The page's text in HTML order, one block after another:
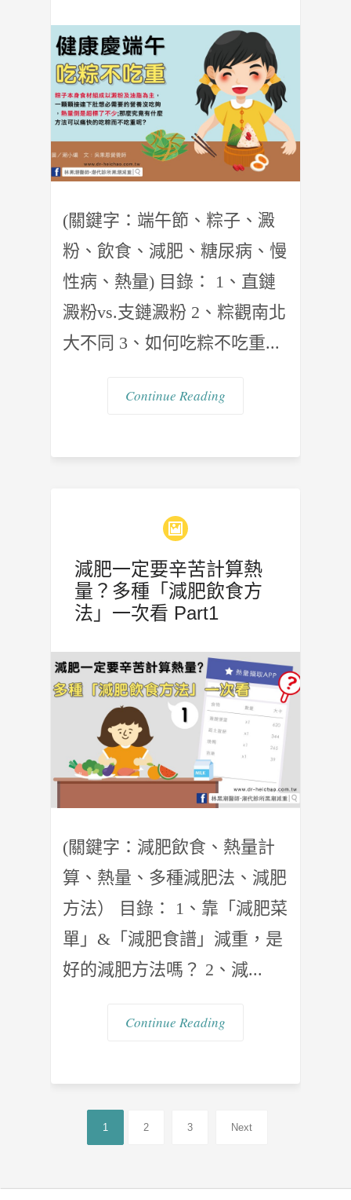
(關鍵字：端午節、粽子、澱
粉、飲食、減肥、糖尿病、慢
性病、熱量) 目錄： 1、直鏈
澱粉vs.支鏈澱粉 2、粽觀南北
大不同 3、如何吃粽不吃重...
Continue Reading
減肥一定要辛苦計算熱
量？多種「減肥飲食方
法」一次看 Part1
(關鍵字：減肥飲食、熱量計
算、熱量、多種減肥法、減肥
方法） 目錄： 1、靠「減肥菜
單」&「減肥食譜」減重，是
好的減肥方法嗎？ 2、減...
Continue Reading
1 2 3 Next